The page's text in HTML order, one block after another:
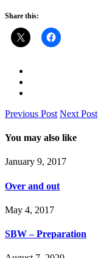
Share this:
Previous Post Next Post
You may also like
January 9, 2017
Over and out
May 4, 2017
SBW – Preparation